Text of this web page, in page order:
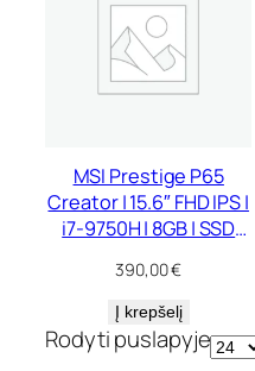
MSI Prestige P65
Creator | 15.6″ FHD IPS |
i7-9750H | 8GB | SSD
Max-Q 6 GB
390,00€
Į krepšelį
Rodyti puslapyje